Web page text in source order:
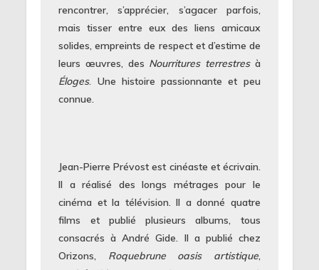
rencontrer, s’apprécier, s’agacer parfois,
mais tisser entre eux des liens amicaux
solides, empreints de respect et d’estime de
leurs œuvres, des Nourritures terrestres à
Éloges. Une histoire passionnante et peu
connue.
Jean-Pierre Prévost est cinéaste et écrivain.
Il a réalisé des longs métrages pour le
cinéma et la télévision. Il a donné quatre
films et publié plusieurs albums, tous
consacrés à André Gide. Il a publié chez
Orizons, Roquebrune oasis artistique,